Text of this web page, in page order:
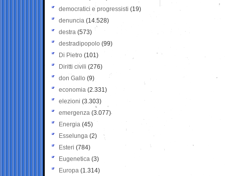
democratici e progressisti (19)
denuncia (14.528)
destra (573)
destradipopolo (99)
Di Pietro (101)
Diritti civili (276)
don Gallo (9)
economia (2.331)
elezioni (3.303)
emergenza (3.077)
Energia (45)
Esselunga (2)
Esteri (784)
Eugenetica (3)
Europa (1.314)